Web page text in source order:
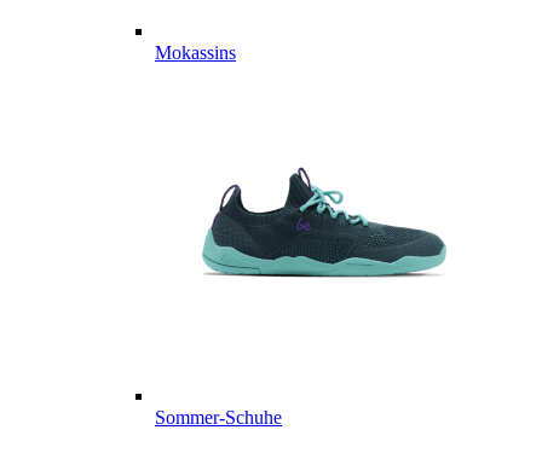
Mokassins
Sommer-Schuhe